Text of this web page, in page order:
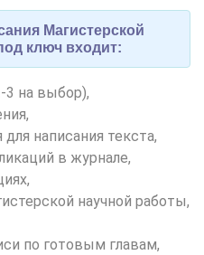
Магистерской
ключ входит:
3 на выбор),
написания текста,
в журнале,
научной работы,
по готовым главам,